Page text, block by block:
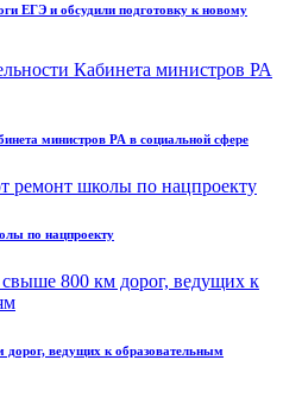
ЕГЭ и обсудили подготовку к новому
министров РА в социальной сфере
по нацпроекту
ведущих к образовательным